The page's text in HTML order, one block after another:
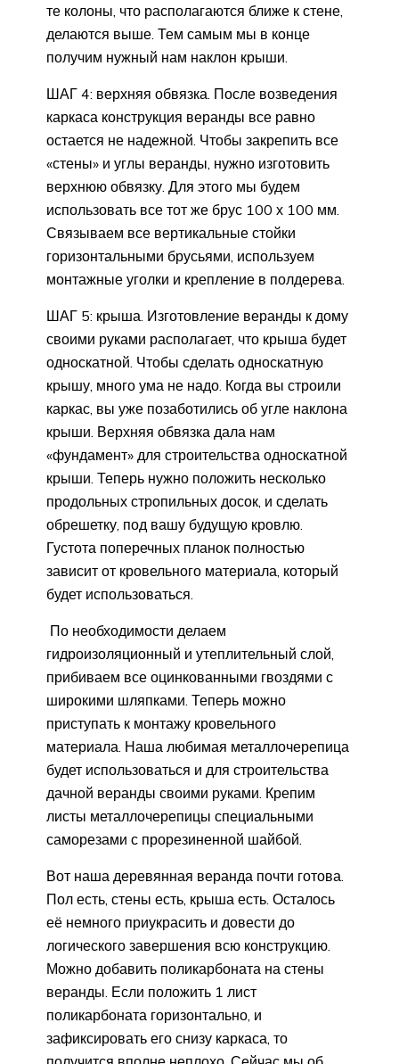
те колоны, что располагаются ближе к стене,
делаются выше. Тем самым мы в конце
получим нужный нам наклон крыши.
ШАГ 4: верхняя обвязка. После возведения
каркаса конструкция веранды все равно
остается не надежной. Чтобы закрепить все
«стены» и углы веранды, нужно изготовить
верхнюю обвязку. Для этого мы будем
использовать все тот же брус 100 х 100 мм.
Связываем все вертикальные стойки
горизонтальными брусьями, используем
монтажные уголки и крепление в полдерева.
ШАГ 5: крыша. Изготовление веранды к дому
своими руками располагает, что крыша будет
односкатной. Чтобы сделать односкатную
крышу, много ума не надо. Когда вы строили
каркас, вы уже позаботились об угле наклона
крыши. Верхняя обвязка дала нам
«фундамент» для строительства односкатной
крыши. Теперь нужно положить несколько
продольных стропильных досок, и сделать
обрешетку, под вашу будущую кровлю.
Густота поперечных планок полностью
зависит от кровельного материала, который
будет использоваться.
По необходимости делаем
гидроизоляционный и утеплительный слой,
прибиваем все оцинкованными гвоздями с
широкими шляпками. Теперь можно
приступать к монтажу кровельного
материала. Наша любимая металлочерепица
будет использоваться и для строительства
дачной веранды своими руками. Крепим
листы металлочерепицы специальными
саморезами с прорезиненной шайбой.
Вот наша деревянная веранда почти готова.
Пол есть, стены есть, крыша есть. Осталось
её немного приукрасить и довести до
логического завершения всю конструкцию.
Можно добавить поликарбоната на стены
веранды. Если положить 1 лист
поликарбоната горизонтально, и
зафиксировать его снизу каркаса, то